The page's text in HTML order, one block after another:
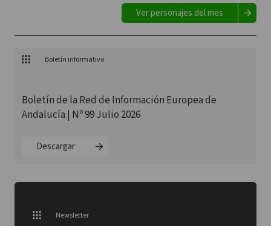
Ver personajes del mes
Boletín informativo
Boletín de la Red de Información Europea de
Andalucía | Nº 99 Julio 2026
Descargar
Newsletter